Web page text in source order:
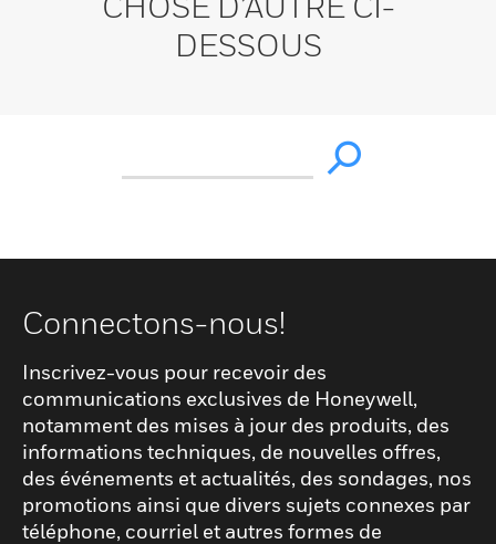
DESSOUS
Connectons-nous!
Inscrivez-vous pour recevoir des
communications exclusives de Honeywell,
notamment des mises à jour des produits, des
informations techniques, de nouvelles offres,
des événements et actualités, des sondages, nos
promotions ainsi que divers sujets connexes par
téléphone, courriel et autres formes de